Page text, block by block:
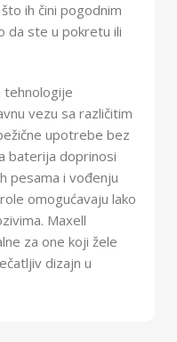
ih čini pogodnim
da ste u pokretu ili
tehnologije
vezu sa različitim
upotrebe bez
baterija doprinosi
pesama i vođenju
omogućavaju lako
Maxell
za one koji žele
dizajn u